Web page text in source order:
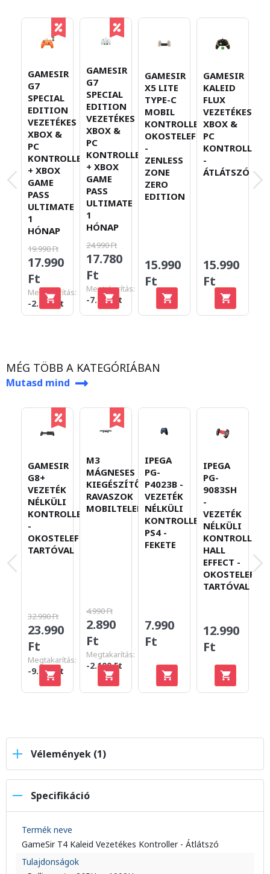
GAMESIR
G7
SPECIAL
EDITION
VEZETÉKES
XBOX &
PC
KONTROLLER
+ XBOX
GAME
PASS
ULTIMATE
1
HÓNAP
19.990 Ft
17.990
Ft
Megtakarítás:
-2.000 Ft
GAMESIR
G7
SPECIAL
EDITION
VEZETÉKES
XBOX &
PC
KONTROLLER
+ XBOX
GAME
PASS
ULTIMATE
1
HÓNAP
24.990 Ft
17.780
Ft
Megtakarítás:
-7.210 Ft
GAMESIR
X5 LITE
TYPE-C
MOBIL
KONTROLLER
OKOSTELEFONOKHOZ
-
ZENLESS
ZONE
ZERO
EDITION
15.990
Ft
GAMESIR
KALEID
FLUX
VEZETÉKES
XBOX &
PC
KONTROLLER
-
ÁTLÁTSZÓ
15.990
Ft
MÉG TÖBB A KATEGÓRIÁBAN
Mutasd mind
GAMESIR
G8+
VEZETÉK
NÉLKÜLI
KONTROLLER
-
OKOSTELEFON-
TARTÓVAL
32.990 Ft
23.990
Ft
Megtakarítás:
-9.000 Ft
M3
MÁGNESES
KIEGÉSZÍTŐ
RAVASZOK
MOBILTELEFONOKHOZ
4.990 Ft
2.890
Ft
Megtakarítás:
-2.100 Ft
IPEGA
PG-
P4023B -
VEZETÉK
NÉLKÜLI
KONTROLLER
PS4 -
FEKETE
7.990
Ft
IPEGA
PG-
9083SH
-
VEZETÉK
NÉLKÜLI
KONTROLLER
HALL
EFFECT -
TARTÓVAL
12.990
Ft
Vélemények (1)
Specifikáció
Termék neve
GameSir T4 Kaleid Vezetékes Kontroller - Átlátszó
Tulajdonságok